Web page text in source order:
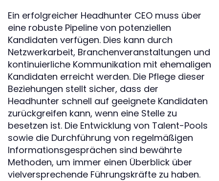
Ein erfolgreicher Headhunter CEO muss über
eine robuste Pipeline von potenziellen
Kandidaten verfügen. Dies kann durch
Netzwerkarbeit, Branchenveranstaltungen und
kontinuierliche Kommunikation mit ehemaligen
Kandidaten erreicht werden. Die Pflege dieser
Beziehungen stellt sicher, dass der
Headhunter schnell auf geeignete Kandidaten
zurückgreifen kann, wenn eine Stelle zu
besetzen ist. Die Entwicklung von Talent-Pools
sowie die Durchführung von regelmäßigen
Informationsgesprächen sind bewährte
Methoden, um immer einen Überblick über
vielversprechende Führungskräfte zu haben.